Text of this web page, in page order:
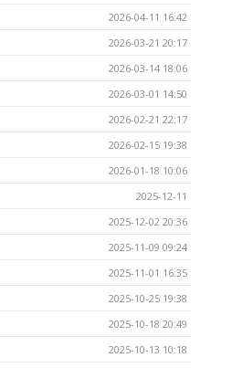
2026-04-11 16:42
2026-03-21 20:17
2026-03-14 18:06
2026-03-01 14:50
2026-02-21 22:17
2026-02-15 19:38
2026-01-18 10:06
2025-12-11
2025-12-02 20:36
2025-11-09 09:24
2025-11-01 16:35
2025-10-25 19:38
2025-10-18 20:49
2025-10-13 10:18